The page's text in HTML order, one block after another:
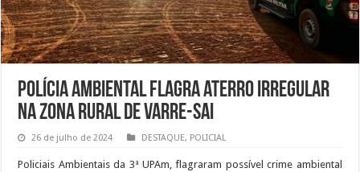
Polícia Ambiental flagra aterro irregular
na zona rural de Varre-Sai
26 de julho de 2024 DESTAQUE, POLICIAL
Policiais Ambientais da 3ª UPAm, flagraram possível crime ambiental